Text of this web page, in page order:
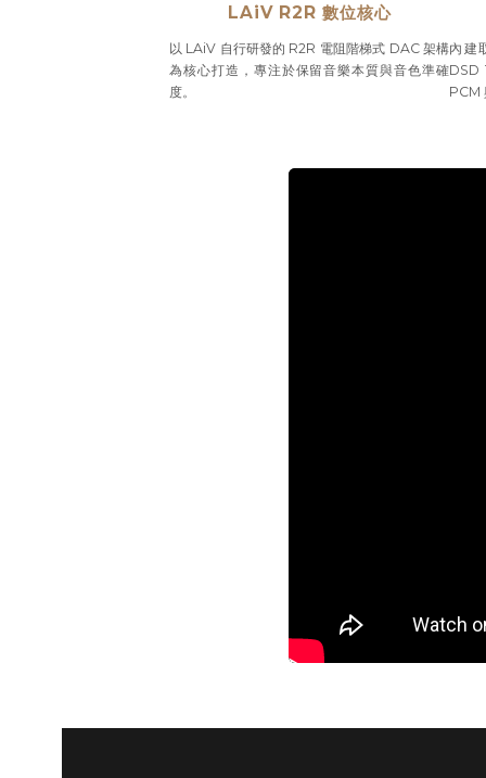
LAiV R2R 數位核心
以 LAiV 自行研發的 R2R 電阻階梯式 DAC 架構
為核心打造，專注於保留音樂本質與音色準確
度。
內建
DSD
PCM